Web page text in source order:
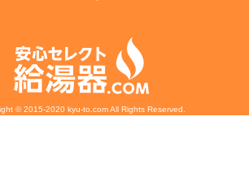
© 2015-2020 kyu-to.com All Rights Reserved.